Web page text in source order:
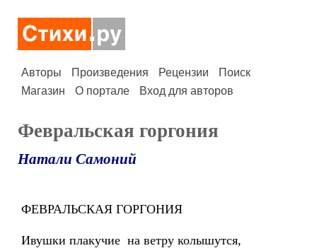
Авторы Произведения Рецензии
Поиск
Магазин
О портале Вход для авторов
Февральская горгония
Натали Самоний
ФЕВРАЛЬСКАЯ ГОРГОНИЯ
Ивушки плакучие на ветру колышутся,